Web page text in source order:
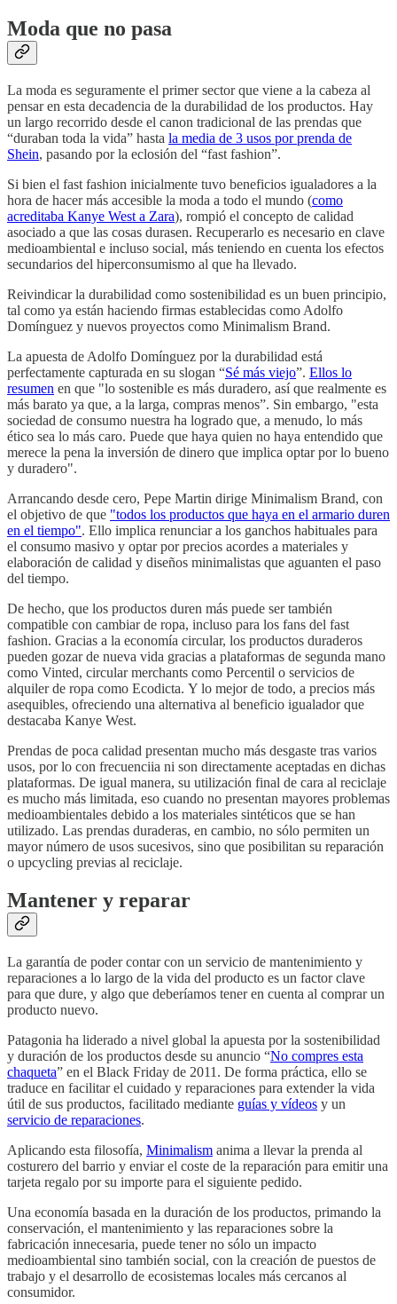
Moda que no pasa
La moda es seguramente el primer sector que viene a la cabeza al
pensar en esta decadencia de la durabilidad de los productos. Hay
un largo recorrido desde el canon tradicional de las prendas que
“duraban toda la vida” hasta la media de 3 usos por prenda de
Shein, pasando por la eclosión del “fast fashion”.
Si bien el fast fashion inicialmente tuvo beneficios igualadores a la
hora de hacer más accesible la moda a todo el mundo (como
acreditaba Kanye West a Zara), rompió el concepto de calidad
asociado a que las cosas durasen. Recuperarlo es necesario en clave
medioambiental e incluso social, más teniendo en cuenta los efectos
secundarios del hiperconsumismo al que ha llevado.
Reivindicar la durabilidad como sostenibilidad es un buen principio,
tal como ya están haciendo firmas establecidas como Adolfo
Domínguez y nuevos proyectos como Minimalism Brand.
La apuesta de Adolfo Domínguez por la durabilidad está
perfectamente capturada en su slogan “Sé más viejo”. Ellos lo
resumen en que "lo sostenible es más duradero, así que realmente es
más barato ya que, a la larga, compras menos”. Sin embargo, "esta
sociedad de consumo nuestra ha logrado que, a menudo, lo más
ético sea lo más caro. Puede que haya quien no haya entendido que
merece la pena la inversión de dinero que implica optar por lo bueno
y duradero".
Arrancando desde cero, Pepe Martin dirige Minimalism Brand, con
el objetivo de que "todos los productos que haya en el armario duren
en el tiempo". Ello implica renunciar a los ganchos habituales para
el consumo masivo y optar por precios acordes a materiales y
elaboración de calidad y diseños minimalistas que aguanten el paso
del tiempo.
De hecho, que los productos duren más puede ser también
compatible con cambiar de ropa, incluso para los fans del fast
fashion. Gracias a la economía circular, los productos duraderos
pueden gozar de nueva vida gracias a plataformas de segunda mano
como Vinted, circular merchants como Percentil o servicios de
alquiler de ropa como Ecodicta. Y lo mejor de todo, a precios más
asequibles, ofreciendo una alternativa al beneficio igualador que
destacaba Kanye West.
Prendas de poca calidad presentan mucho más desgaste tras varios
usos, por lo con frecuenciia ni son directamente aceptadas en dichas
plataformas. De igual manera, su utilización final de cara al reciclaje
es mucho más limitada, eso cuando no presentan mayores problemas
medioambientales debido a los materiales sintéticos que se han
utilizado. Las prendas duraderas, en cambio, no sólo permiten un
mayor número de usos sucesivos, sino que posibilitan su reparación
o upcycling previas al reciclaje.
Mantener y reparar
La garantía de poder contar con un servicio de mantenimiento y
reparaciones a lo largo de la vida del producto es un factor clave
para que dure, y algo que deberíamos tener en cuenta al comprar un
producto nuevo.
Patagonia ha liderado a nivel global la apuesta por la sostenibilidad
y duración de los productos desde su anuncio “No compres esta
chaqueta” en el Black Friday de 2011. De forma práctica, ello se
traduce en facilitar el cuidado y reparaciones para extender la vida
útil de sus productos, facilitado mediante guías y vídeos y un
servicio de reparaciones.
Aplicando esta filosofía, Minimalism anima a llevar la prenda al
costurero del barrio y enviar el coste de la reparación para emitir una
tarjeta regalo por su importe para el siguiente pedido.
Una economía basada en la duración de los productos, primando la
conservación, el mantenimiento y las reparaciones sobre la
fabricación innecesaria, puede tener no sólo un impacto
medioambiental sino también social, con la creación de puestos de
trabajo y el desarrollo de ecosistemas locales más cercanos al
consumidor.